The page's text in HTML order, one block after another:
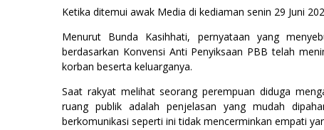
Ketika ditemui awak Media di kediaman senin 29 Juni
Menurut Bunda Kasihhati, pernyataan yang
berdasarkan Konvensi Anti Penyiksaan PBB telah
korban beserta keluarganya.
Saat rakyat melihat seorang perempuan diduga
ruang publik adalah penjelasan yang mudah
berkomunikasi seperti ini tidak mencerminkan empati